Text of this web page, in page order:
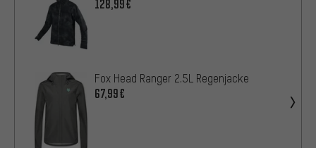
128,99€
Fox Head Ranger 2.5L Regenjacke
67,99€